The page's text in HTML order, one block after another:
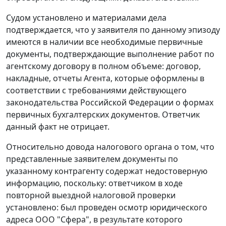
Судом установлено и материалами дела
подтверждается, что у заявителя по данному эпизоду
имеются в наличии все необходимые первичные
документы, подтверждающие выполнение работ по
агентскому договору в полном объеме: договор,
накладные, отчеты Агента, которые оформлены в
соответствии с требованиями действующего
законодательства Российской Федерации о формах
первичных бухгалтерских документов. Ответчик
данный факт не отрицает.
Относительно довода налогового органа о том, что
представленные заявителем документы по
указанному контрагенту содержат недостоверную
информацию, поскольку: ответчиком в ходе
повторной выездной налоговой проверки
установлено: был проведен осмотр юридического
адреса ООО "Сфера", в результате которого